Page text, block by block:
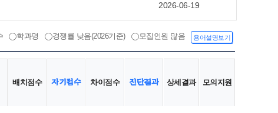
2026-06-19
2026-08-07
학과명 경쟁률 낮음(2026기준) 모집인원 많음 용어설명보기
배치점수 자기점수 차이점수 진단결과 상세결과 모의지원